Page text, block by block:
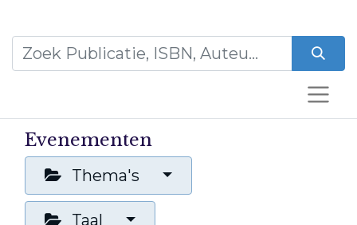
Evenementen
Thema's
Taal